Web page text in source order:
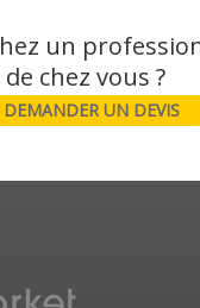
un
DEMANDER UN DEVIS